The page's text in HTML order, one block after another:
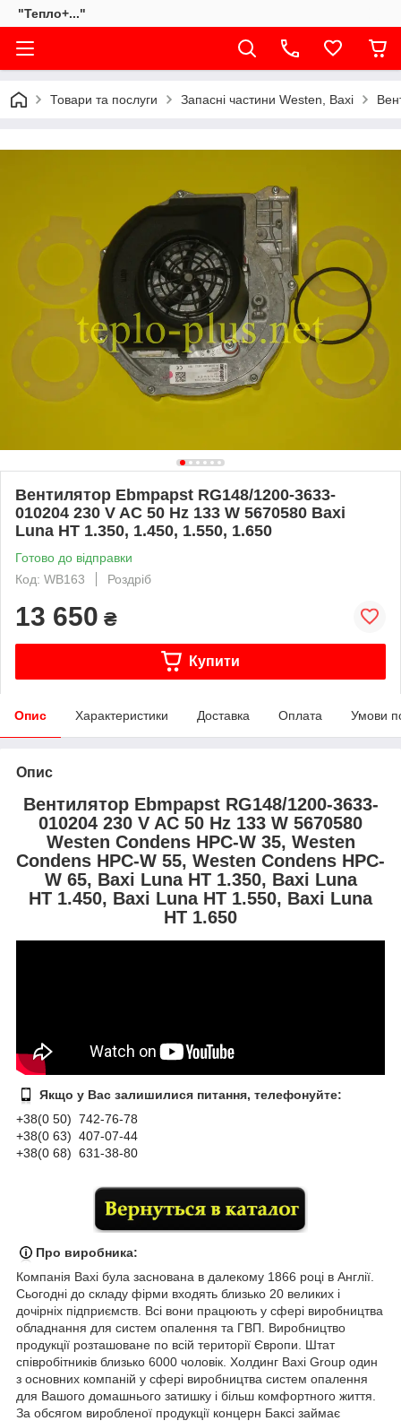
"Тепло+..."
Товари та послуги Запасні частини Westen, Baxi
Вентилятор Ebmpapst RG148/1200-3633-
010204 230 V AC 50 Hz 133 W 5670580 Baxi
Luna HT 1.350, 1.450, 1.550, 1.650
Готово до відправки
Код: WB163
Роздріб
13 650 ₴
Купити
Опис Характеристики Доставка Оплата Умови
Опис
Вентилятор Ebmpapst RG148/1200-3633-
010204 230 V AC 50 Hz 133 W 5670580
Westen Condens HPC-W 35, Westen
Condens HPC-W 55, Westen Condens HPC-
W 65, Baxi Luna HT 1.350, Baxi Luna
HT 1.450, Baxi Luna HT 1.550, Baxi Luna
HT 1.650
Якщо у Вас залишилися питання, телефонуйте:
+38(0 50) 742-76-78
+38(0 63) 407-07-44
+38(0 68) 631-38-80
Про виробника:
Компанія Baxi була заснована в далекому 1866 році в Англії.
Сьогодні до складу фірми входять близько 20 великих і
дочірніх підприємств. Всі вони працюють у сфері виробництва
обладнання для систем опалення та ГВП. Виробництво
продукції розташоване по всій території Європи. Штат
співробітників близько 6000 чоловік. Холдинг Baxi Group один
з основних компаній у сфері виробництва систем опалення
для Вашого домашнього затишку і більш комфортного життя.
За обсягом виробленої продукції концерн Баксі займає